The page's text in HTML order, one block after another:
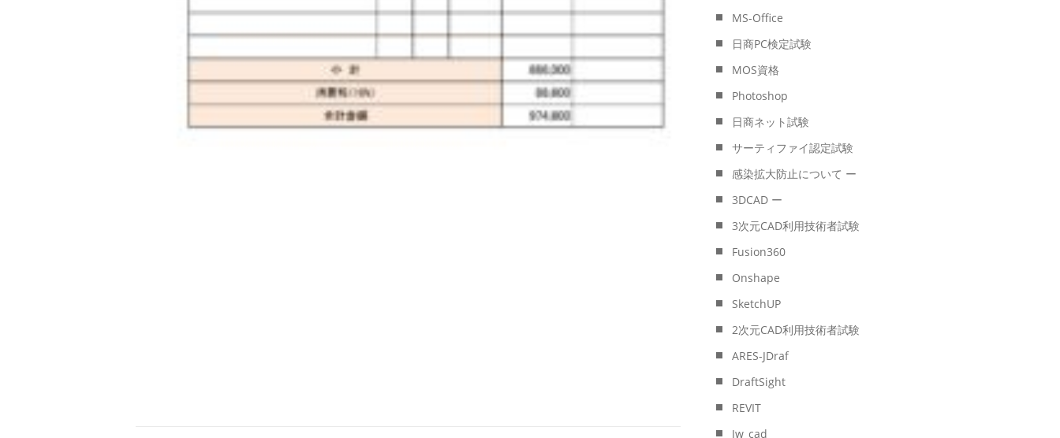
MS-Office
日商PC検定試験
MOS資格
Photoshop
日商ネット試験
サーティファイ認定試験
感染拡大防止について ー
3DCAD ー
3次元CAD利用技術者試験
Fusion360
Onshape
SketchUP
2次元CAD利用技術者試験
ARES-JDraf
DraftSight
REVIT
Jw_cad